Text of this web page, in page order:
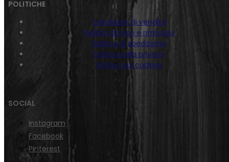
POLITICHE
Condizioni di vendita
Politica di reso e rimborso
Politica di spedizione
Politica sulla privacy
Politica sui cookies
SOCIAL
Instagram
Facebook
Pinterest